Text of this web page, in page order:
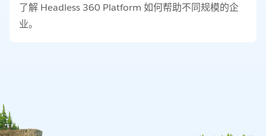
了解 Headless 360 Platform 如何帮助不同规模的企
业。